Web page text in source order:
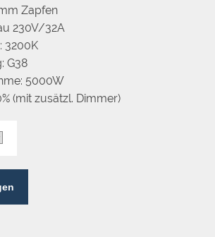
Zapfen
230V/32A
3200K
G38
5000W
(mit zusätzl. Dimmer)